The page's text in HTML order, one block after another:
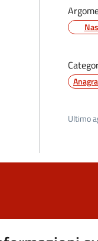
Ultimo